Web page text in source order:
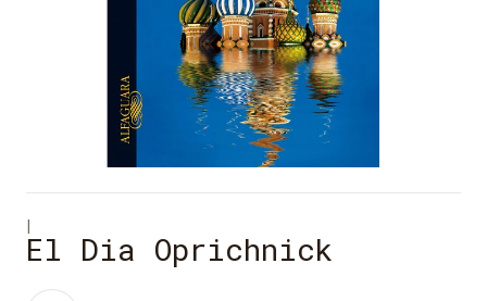
|
El Dia Oprichnick